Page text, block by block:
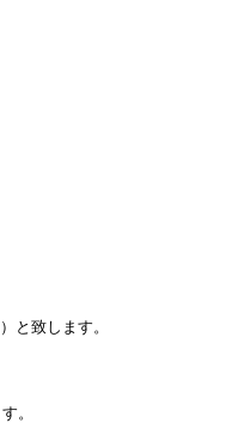
と致します。
。